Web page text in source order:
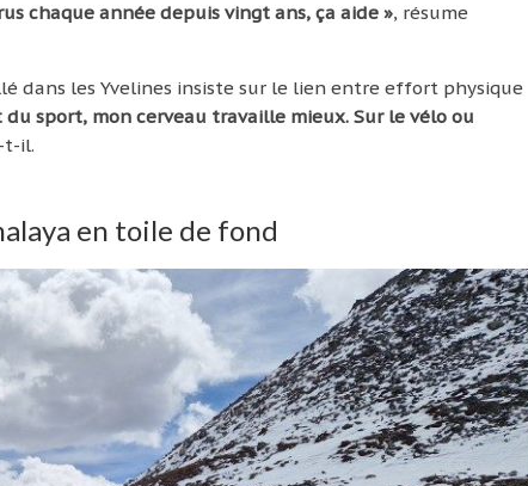
chaque année depuis vingt ans, ça aide », résume
dans les Yvelines insiste sur le lien entre effort physique
sport, mon cerveau travaille mieux. Sur le vélo ou
t-il.
en toile de fond